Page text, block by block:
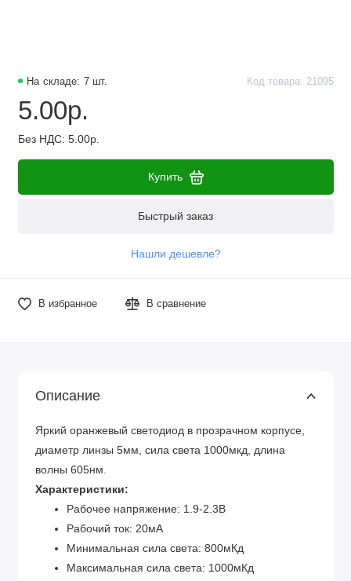
Резисторы
Реле
Стабилизаторы питания
Транзисторы
На складе: 7 шт. Код товара: 21095
5.00р.
Без НДС: 5.00р.
Купить
Быстрый заказ
Нашли дешевле?
В избранное В сравнение
Описание
Яркий оранжевый светодиод в прозрачном корпусе,
диаметр линзы 5мм, сила света 1000мкд, длина
волны 605нм.
Характеристики:
Рабочее напряжение: 1.9-2.3В
Рабочий ток: 20мА
Минимальная сила света: 800мКд
Максимальная сила света: 1000мКд